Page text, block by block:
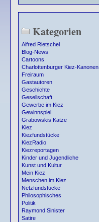
Kategorien
Alfred Rietschel
Blog-News
Cartoons
Charlottenburger Kiez-Kanonen
Freiraum
Gastautoren
Geschichte
Gesellschaft
Gewerbe im Kiez
Gewinnspiel
Grabowskis Katze
Kiez
Kiezfundstücke
KiezRadio
Kiezreportagen
Kinder und Jugendliche
Kunst und Kultur
Mein Kiez
Menschen im Kiez
Netzfundstücke
Philosophisches
Politik
Raymond Sinister
Satire